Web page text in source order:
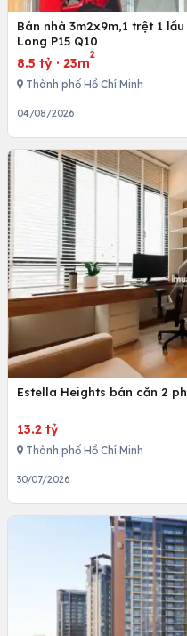
Bán nhà 3m2x9m,1 trệt 1
Long P15 Q10
8.5 tỷ · 23m
2
Thành phố Hồ Chí Minh
04/08/2026
Estella Heights bán căn 2
13.2 tỷ
Thành phố Hồ Chí Minh
30/07/2026